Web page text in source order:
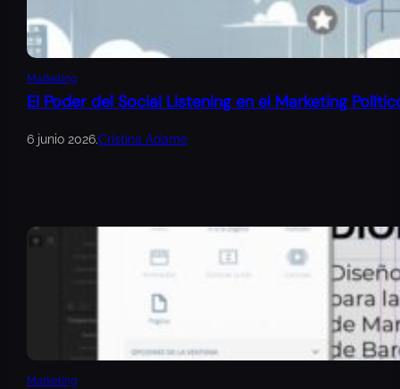
Marketing
El Poder del Social Listening en el Marketing
6 junio 2026.Cristina Adame
Marketing